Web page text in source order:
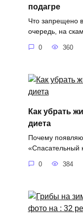
подагре
Что запрещено
очередь, на
0 360
Как убрать
диета
Почему
«Спасательный
0 384